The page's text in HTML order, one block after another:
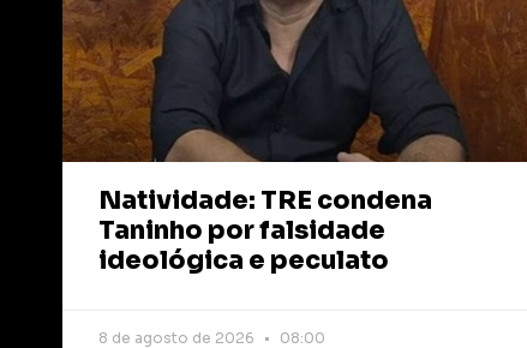
Natividade: TRE condena
Taninho por falsidade
ideológica e peculato
8 de agosto de 2026 08:00